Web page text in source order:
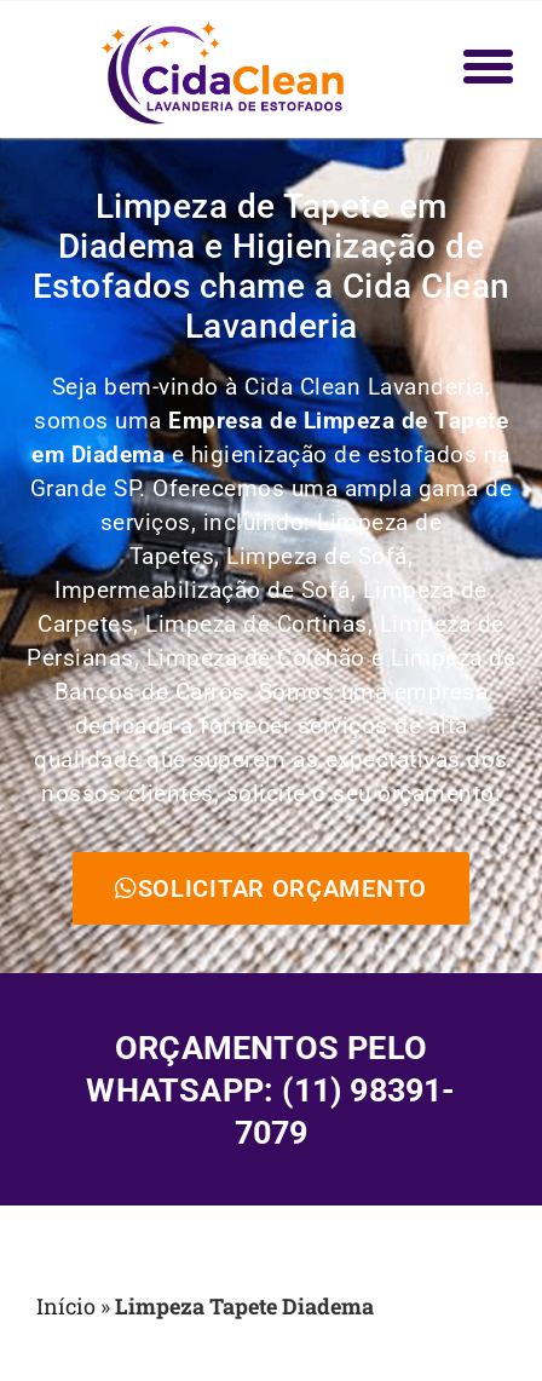
Limpeza de Tapete em
Diadema e Higienização de
Estofados chame a Cida Clean
Lavanderia
Seja bem-vindo à Cida Clean Lavanderia,
somos uma Empresa de Limpeza de Tapete
em Diademae higienização de estofados na
Grande SP. Oferecemos uma ampla gama de
serviços, incluindo: Limpeza de
Tapetes,Limpeza de Sofá,
Impermeabilização de Sofá, Limpeza de
Carpetes, Limpeza de Cortinas, Limpeza de
Persianas, Limpeza de Colchão e Limpeza de
Bancos de Carros.Somos uma empresa
dedicada a fornecer serviços de alta
qualidade que superem as expectativas dos
nossos clientes, solicite o seu orçamento:
SOLICITAR ORÇAMENTO
ORÇAMENTOS PELO
WHATSAPP: (11) 98391-
7079
Início »Limpeza Tapete Diadema